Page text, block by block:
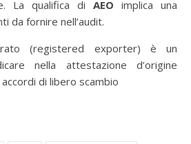
La qualifica di AEO implica una
da fornire nell’audit.
(registered exporter) è un
nella attestazione d’origine
di libero scambio